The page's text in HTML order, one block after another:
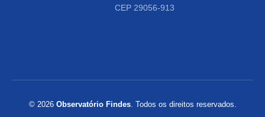
CEP 29056-913
© 2026 Observatório Findes. Todos os direitos reservados.